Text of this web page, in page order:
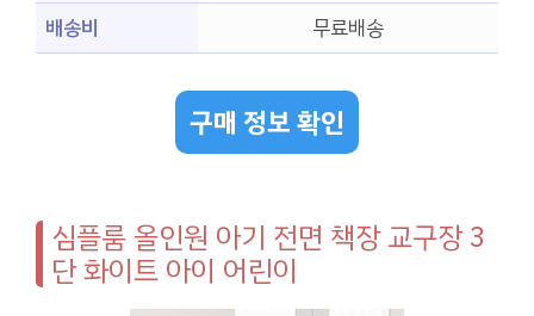
배송비
무료배송
구매 정보 확인
심플룸 올인원 아기 전면 책장 교구장 3
단 화이트 아이 어린이